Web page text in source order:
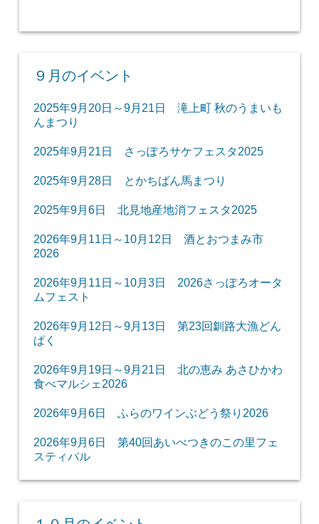
９月のイベント
2025年9月20日～9月21日 滝上町 秋のうまいも
んまつり
2025年9月21日 さっぽろサケフェスタ2025
2025年9月28日 とかちばん馬まつり
2025年9月6日 北見地産地消フェスタ2025
2026年9月11日～10月12日 酒とおつまみ市
2026
2026年9月11日～10月3日 2026さっぽろオータ
ムフェスト
2026年9月12日～9月13日 第23回釧路大漁どん
ぱく
2026年9月19日～9月21日 北の恵み あさひかわ
食べマルシェ2026
2026年9月6日 ふらのワインぶどう祭り2026
2026年9月6日 第40回あいべつきのこの里フェ
スティバル